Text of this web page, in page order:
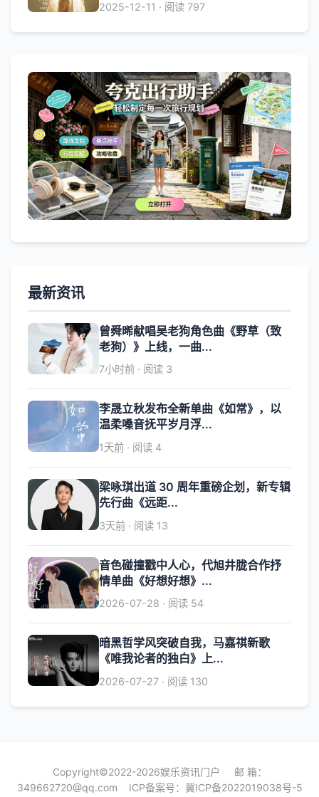
2025-12-11 · 阅读 797
最新资讯
曾舜晞献唱吴老狗角色曲《野草（致
老狗）》上线，一曲...
7小时前 · 阅读 3
李晟立秋发布全新单曲《如常》，以
温柔嗓音抚平岁月浮...
1天前 · 阅读 4
梁咏琪出道 30 周年重磅企划，新专辑
先行曲《远距...
3天前 · 阅读 13
音色碰撞戳中人心，代旭井胧合作抒
情单曲《好想好想》...
2026-07-28 · 阅读 54
暗黑哲学风突破自我，马嘉祺新歌
《唯我论者的独白》上...
2026-07-27 · 阅读 130
Copyright©2022-2026娱乐资讯门户 邮 箱：
349662720@qq.com ICP备案号： 冀ICP备2022019038号-5